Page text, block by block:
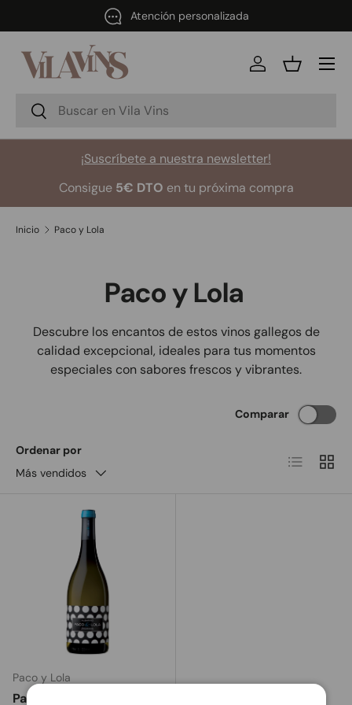
Ir al contenido
Atención personalizada
Buscar
Buscar
Iniciar sesión
Cesta
Menú
¡Suscríbete a nuestra newsletter!
Consigue5€ DTO en tu próxima compra
Inicio Paco y Lola
Paco y Lola
Descubre los encantos de estos vinos gallegos de
calidad excepcional, ideales para tus momentos
especiales con sabores frescos y vibrantes.
Ordenar por
Más vendidos
Comparar
Lista
Paco y Lola
Paco & Lola Albariño -